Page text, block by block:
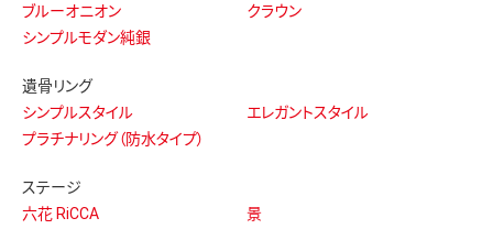
ブルーオニオン
クラウン
シンプルモダン純銀
遺骨リング
シンプルスタイル
エレガントスタイル
プラチナリング（防水タイプ）
ステージ
六花 RiCCA
景